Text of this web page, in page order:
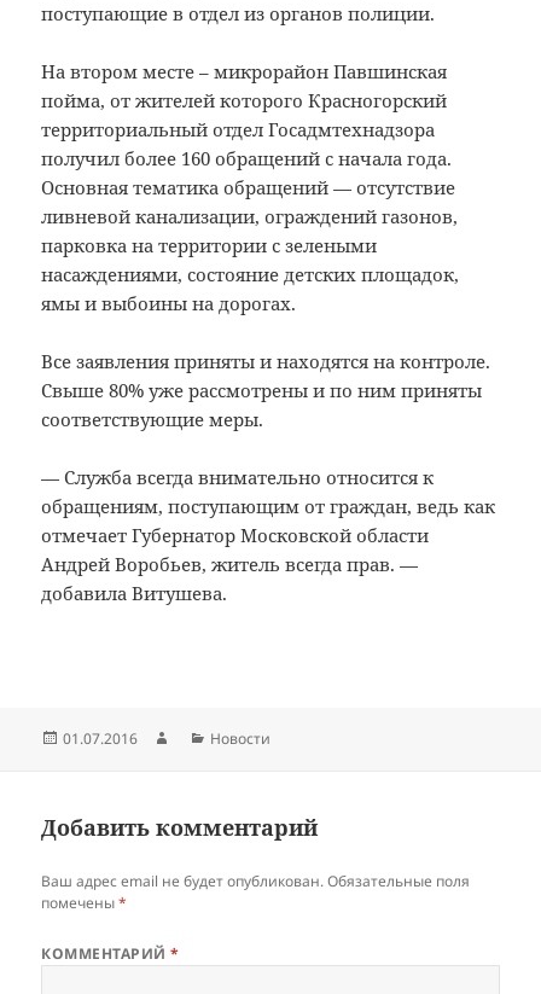
поступающие в отдел из органов полиции.
На втором месте – микрорайон Павшинская
пойма, от жителей которого Красногорский
территориальный отдел Госадмтехнадзора
получил более 160 обращений с начала года.
Основная тематика обращений — отсутствие
ливневой канализации, ограждений газонов,
парковка на территории с зелеными
насаждениями, состояние детских площадок,
ямы и выбоины на дорогах.
Все заявления приняты и находятся на контроле.
Свыше 80% уже рассмотрены и по ним приняты
соответствующие меры.
— Служба всегда внимательно относится к
обращениям, поступающим от граждан, ведь как
отмечает Губернатор Московской области
Андрей Воробьев, житель всегда прав. —
добавила Витушева.
Опубликовано
01.07.2016 АвторРубрики
Новости
Добавить комментарий
Ваш адрес email не будет опубликован. Обязательные поля
помечены*
КОММЕНТАРИЙ*